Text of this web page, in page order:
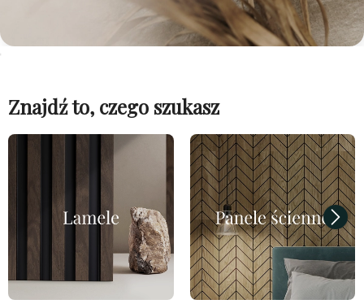
Znajdź to, czego szukasz